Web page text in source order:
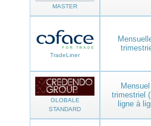
MASTER
TradeLiner
GLOBALE
STANDARD
trimestriel
ligne à